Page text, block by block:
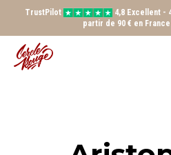
TrustPilot
4,8 Excellent -
partir de 90 € en